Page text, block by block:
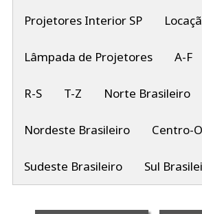
Projetores Interior SP
Lâmpada de Projetores A-F
R-S T-Z Norte Brasileiro
Nordeste Brasileiro Centro-
Sudeste Brasileiro Sul